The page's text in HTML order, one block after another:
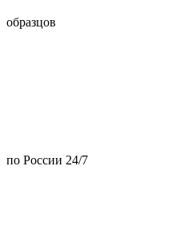
образцов
по России 24/7